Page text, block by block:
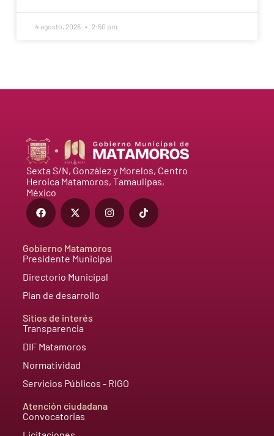
4 agosto, 2026 2:50 pm
Sexta S/N, González y Morelos, Centro
Heroica Matamoros, Tamaulipas,
México
Gobierno Matamoros
Presidente Municipal
Directorio Municipal
Plan de desarrollo
Sitios de interés
Transparencia
DIF Matamoros
Normatividad
Servicios Públicos - RIGO
Atención ciudadana
Convocatorias